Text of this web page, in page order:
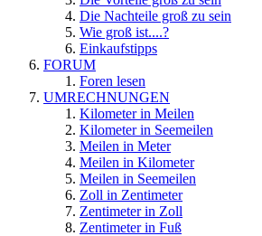
Die Nachteile groß zu sein
Wie groß ist....?
Einkaufstipps
FORUM
Foren lesen
UMRECHNUNGEN
Kilometer in Meilen
Kilometer in Seemeilen
Meilen in Meter
Meilen in Kilometer
Meilen in Seemeilen
Zoll in Zentimeter
Zentimeter in Zoll
Zentimeter in Fuß